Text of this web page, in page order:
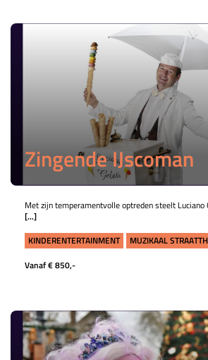
Zingende IJscoman
Met zijn temperamentvolle optreden steelt Luciano
[...]
KINDERENTERTAINMENT
MUZIKAAL
Vanaf € 850,-